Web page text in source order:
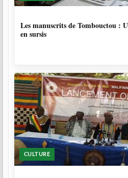
Les manuscrits de Tombouctou :
en sursis
CULTURE